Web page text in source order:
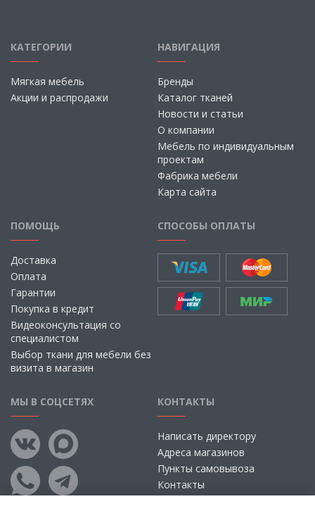
КАТЕГОРИИ
Мягкая мебель
Акции и распродажи
НАВИГАЦИЯ
Бренды
Каталог тканей
Новости и статьи
О компании
Мебель по индивидуальным
проектам
Фабрика мебели
Карта сайта
ПОМОЩЬ
Доставка
Оплата
Гарантии
Покупка в кредит
Видеоконсультация со
специалистом
Выбор ткани для мебели без
визита в магазин
СПОСОБЫ ОПЛАТЫ
МЫ В СОЦСЕТЯХ КОНТАКТЫ
Написать директору
Адреса магазинов
Пункты самовывоза
Контакты